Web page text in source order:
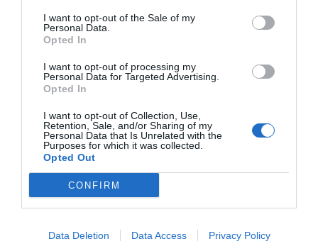
I want to opt-out of the Sale of my
Personal Data.
Opted In
I want to opt-out of processing my
Personal Data for Targeted Advertising.
Opted In
I want to opt-out of Collection, Use,
Retention, Sale, and/or Sharing of my
Personal Data that Is Unrelated with the
Purposes for which it was collected.
Opted Out
CONFIRM
Data Deletion Data Access Privacy Policy